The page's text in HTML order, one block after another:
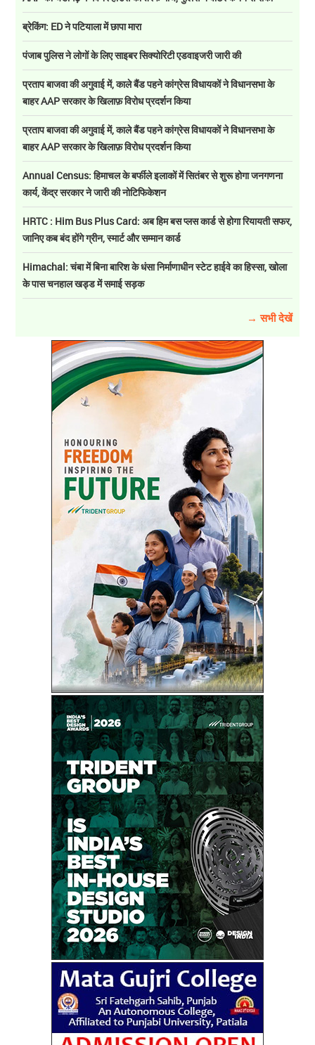
ब्रेकिंग: ED ने पटियाला में छापा मारा
पंजाब पुलिस ने लोगों के लिए साइबर सिक्योरिटी एडवाइजरी जारी की
प्रताप बाजवा की अगुवाई में, काले बैंड पहने कांग्रेस विधायकों ने विधानसभा के
बाहर AAP सरकार के खिलाफ़ विरोध प्रदर्शन किया
प्रताप बाजवा की अगुवाई में, काले बैंड पहने कांग्रेस विधायकों ने विधानसभा के
बाहर AAP सरकार के खिलाफ़ विरोध प्रदर्शन किया
Annual Census: हिमाचल के बर्फीले इलाकों में सितंबर से शुरू होगा जनगणना
कार्य, केंद्र सरकार ने जारी की नोटिफिकेशन
HRTC : Him Bus Plus Card: अब हिम बस प्लस कार्ड से होगा रियायती सफर,
जानिए कब बंद होंगे ग्रीन, स्मार्ट और सम्मान कार्ड
Himachal: चंबा में बिना बारिश के धंसा निर्माणाधीन स्टेट हाईवे का हिस्सा, खोला
के पास चनहाल खड्ड में समाई सड़क
→ सभी देखें